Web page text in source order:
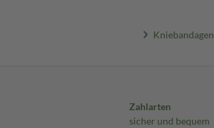
Kniebandagen
Zahlarten
sicher und bequem